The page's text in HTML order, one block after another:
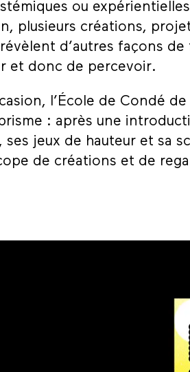
ou
plusieurs créations,
d’autres façons
et donc de percevoir.
l’École de Condé
: après une
ses jeux de hauteur et sa
de créations et de